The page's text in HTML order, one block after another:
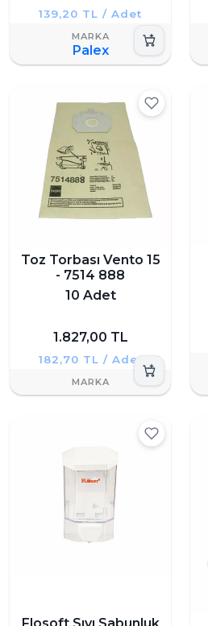
139,20 TL / Adet
Palex
Toz Torbası Vento 15
- 7514 888
10 Adet
1.827,00 TL
182,70 TL / Adet